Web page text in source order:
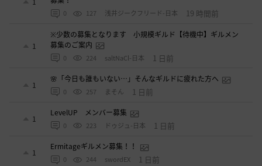
0 127 浅井ジークフリード-日本 19 時間前
1
※少数の募集となります 小規模ギルド【待機中】ギルメン
募集のご案内
0 224 saltNaCl-日本 1 日前
1
🌸「今日も誰もいない…」そんなギルドに疲れた方へ
0 257 まそん 1 日前
1
LevelUP メンバー募集
0 223 ドゥジュ-日本 1 日前
1
Ermitageギルメン募集！！
0 244 swordEX 1 日前